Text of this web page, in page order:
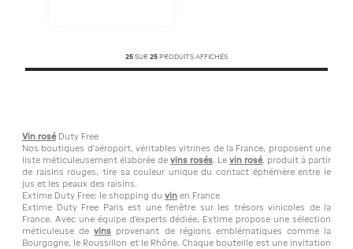
25 SUR 25 PRODUITS AFFICHÉS
Vin roséDuty Free
Nos boutiques d'aéroport, véritables vitrines de la France, proposent une
liste méticuleusement élaborée de vins rosés. Le vin rosé, produit à partir
de raisins rouges, tire sa couleur unique du contact éphémère entre le
jus et les peaux des raisins.
Extime Duty Free: le shopping du vin en France
Extime Duty Free Paris est une fenêtre sur les trésors vinicoles de la
France. Avec une équipe d'experts dédiée, Extime propose une sélection
méticuleuse devins provenant de régions emblématiques comme la
Bourgogne, le Roussillon et le Rhône. Chaque bouteille est une invitation